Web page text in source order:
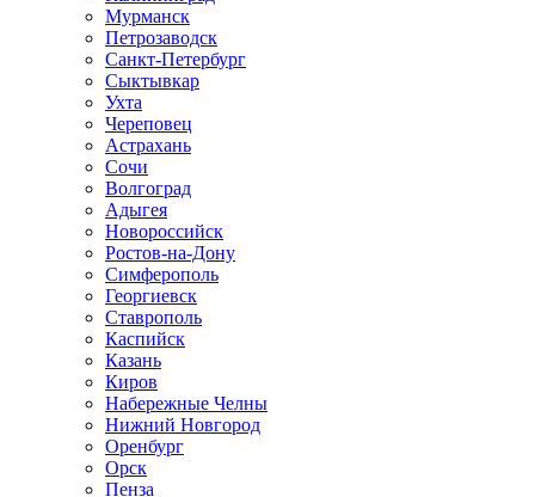
Мурманск
Петрозаводск
Санкт-Петербург
Сыктывкар
Ухта
Череповец
Астрахань
Сочи
Волгоград
Адыгея
Новороссийск
Ростов-на-Дону
Симферополь
Георгиевск
Ставрополь
Каспийск
Казань
Киров
Набережные Челны
Нижний Новгород
Оренбург
Орск
Пенза